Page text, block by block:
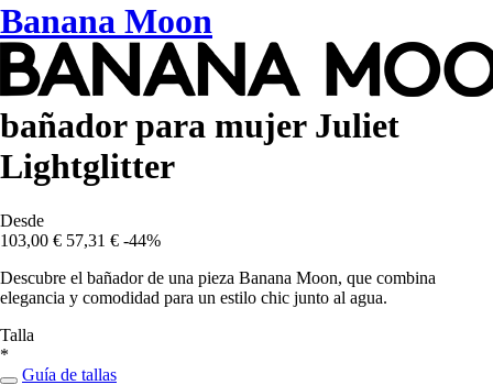
Banana Moon
bañador para mujer Juliet
Lightglitter
Desde
103,00 € 57,31 € -44%
Descubre el bañador de una pieza Banana Moon, que combina
elegancia y comodidad para un estilo chic junto al agua.
Talla
*
Guía de tallas